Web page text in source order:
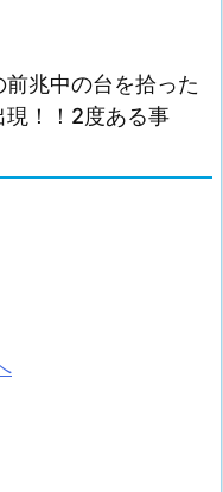
前兆中の台を拾った
現！！2度ある事